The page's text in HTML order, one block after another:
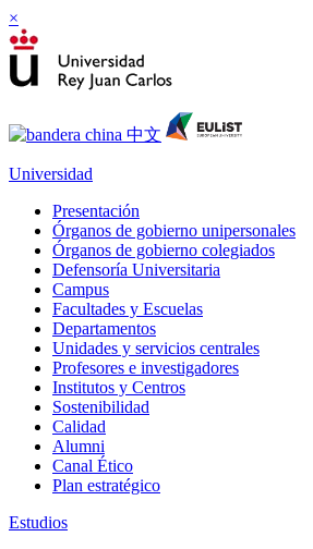
×
Universidad
Presentación
Órganos de gobierno unipersonales
Órganos de gobierno colegiados
Defensoría Universitaria
Campus
Facultades y Escuelas
Departamentos
Unidades y servicios centrales
Profesores e investigadores
Institutos y Centros
Sostenibilidad
Calidad
Alumni
Canal Ético
Plan estratégico
Estudios